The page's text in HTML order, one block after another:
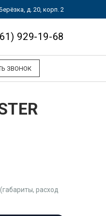
д. 20, корп. 2
929-19-68
ЗВОНОК
расход